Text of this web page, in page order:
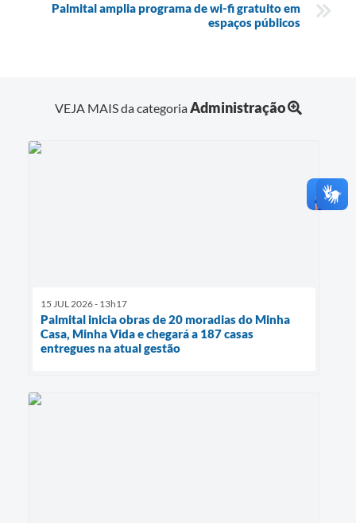
Palmital amplia programa de wi-fi gratuito em
espaços públicos
VEJA MAIS da categoriaAdministração
15 JUL 2026 - 13h17
Palmital inicia obras de 20 moradias do Minha
Casa, Minha Vida e chegará a 187 casas
entregues na atual gestão